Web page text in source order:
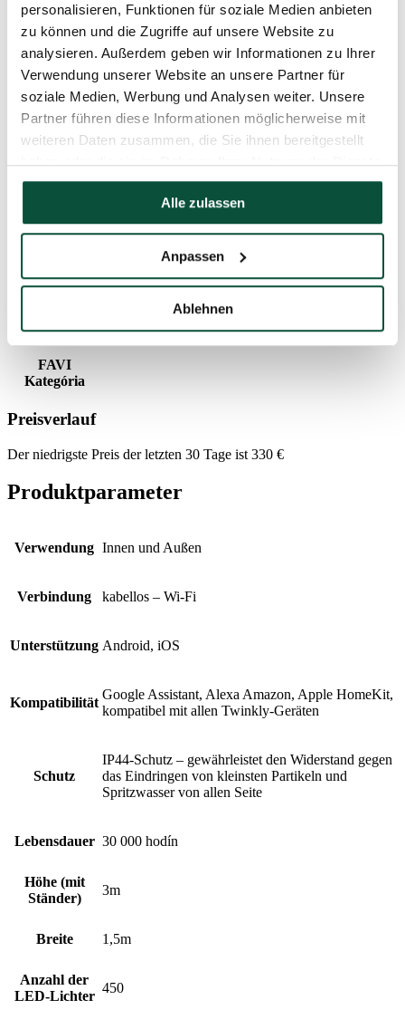
personalisieren, Funktionen für soziale Medien anbieten
zu können und die Zugriffe auf unsere Website zu
analysieren. Außerdem geben wir Informationen zu Ihrer
Verwendung unserer Website an unsere Partner für
soziale Medien, Werbung und Analysen weiter. Unsere
Partner führen diese Informationen möglicherweise mit
weiteren Daten zusammen, die Sie ihnen bereitgestellt
haben oder die sie im Rahmen Ihrer Nutzung der Dienste
gesammelt haben.
Alle zulassen
Anpassen
Ablehnen
Lebensdauer 30 000 hodín
Höhe (mit
Ständer)
3m
Breite 1,5m
450
LED-Lichter Farbspektrum
Beleuchtung
TWINKLY
Stromkabel 2,5m
FAVI
Kategória
Preisverlauf
Der niedrigste Preis der letzten 30 Tage ist 330 €
Produktparameter
Verwendung Innen und Außen
Verbindung kabellos – Wi-Fi
Unterstützung Android, iOS
Kompatibilität
Google Assistant, Alexa Amazon, Apple HomeKit,
kompatibel mit allen Twinkly-Geräten
Schutz
IP44-Schutz – gewährleistet den Widerstand gegen
das Eindringen von kleinsten Partikeln und
Spritzwasser von allen Seite
Lebensdauer 30 000 hodín
Höhe (mit
Ständer)
3m
Breite 1,5m
Anzahl der
LED-Lichter
450